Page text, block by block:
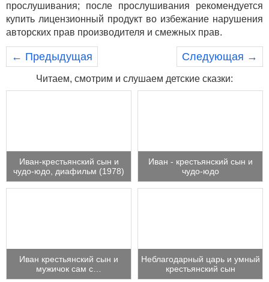
прослушивания; после прослушивания рекомендуется
купить лицензионный продукт во избежание нарушения
авторских прав производителя и смежных прав.
← Предыдущая Следующая →
Читаем, смотрим и слушаем детские сказки:
Иван-крестьянский сын и
чудо-юдо, диафильм (1978)
Иван - крестьянский сын и
чудо-юдо
Иван крестьянский сын и
мужичок сам с…
Неблагодарный царь и умный
крестьянский сын